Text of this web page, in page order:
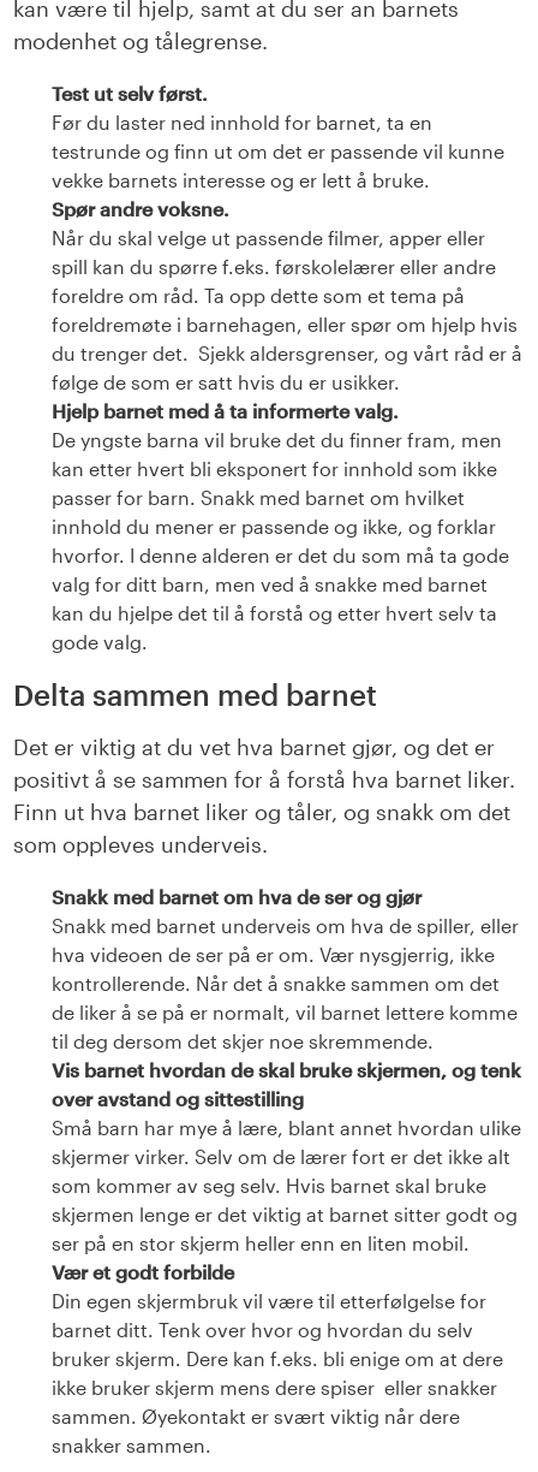
kan være til hjelp, samt at du ser an barnets
modenhet og tålegrense.
Test ut selv først.
Før du laster ned innhold for barnet, ta en
testrunde og finn ut om det er passende vil kunne
vekke barnets interesse og er lett å bruke.
Spør andre voksne.
Når du skal velge ut passende filmer, apper eller
spill kan du spørre f.eks. førskolelærer eller andre
foreldre om råd. Ta opp dette som et tema på
foreldremøte i barnehagen, eller spør om hjelp hvis
du trenger det. Sjekk aldersgrenser, og vårt råd er å
følge de som er satt hvis du er usikker.
Hjelp barnet med å ta informerte valg.
De yngste barna vil bruke det du finner fram, men
kan etter hvert bli eksponert for innhold som ikke
passer for barn. Snakk med barnet om hvilket
innhold du mener er passende og ikke, og forklar
hvorfor. I denne alderen er det du som må ta gode
valg for ditt barn, men ved å snakke med barnet
kan du hjelpe det til å forstå og etter hvert selv ta
gode valg.
Delta sammen med barnet
Det er viktig at du vet hva barnet gjør, og det er
positivt å se sammen for å forstå hva barnet liker.
Finn ut hva barnet liker og tåler, og snakk om det
som oppleves underveis.
Snakk med barnet om hva de ser og gjør
Snakk med barnet underveis om hva de spiller, eller
hva videoen de ser på er om. Vær nysgjerrig, ikke
kontrollerende. Når det å snakke sammen om det
de liker å se på er normalt, vil barnet lettere komme
til deg dersom det skjer noe skremmende.
Vis barnet hvordan de skal bruke skjermen, og tenk
over avstand og sittestilling
Små barn har mye å lære, blant annet hvordan ulike
skjermer virker. Selv om de lærer fort er det ikke alt
som kommer av seg selv. Hvis barnet skal bruke
skjermen lenge er det viktig at barnet sitter godt og
ser på en stor skjerm heller enn en liten mobil.
Vær et godt forbilde
Din egen skjermbruk vil være til etterfølgelse for
barnet ditt. Tenk over hvor og hvordan du selv
bruker skjerm. Dere kan f.eks. bli enige om at dere
ikke bruker skjerm mens dere spiser eller snakker
sammen. Øyekontakt er svært viktig når dere
snakker sammen.